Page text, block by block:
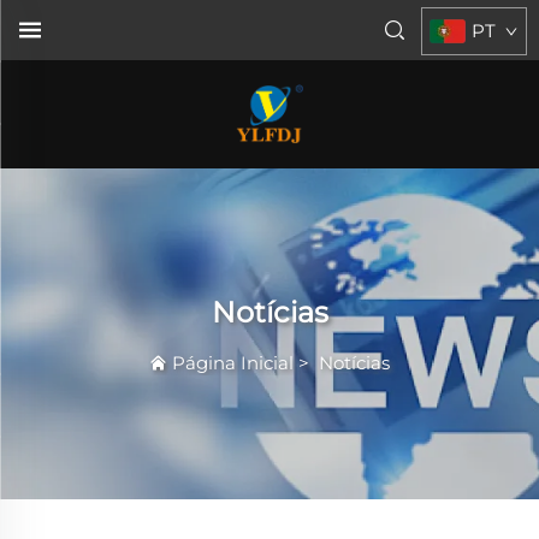
PT
Notícias
Página Inicial> Notícias